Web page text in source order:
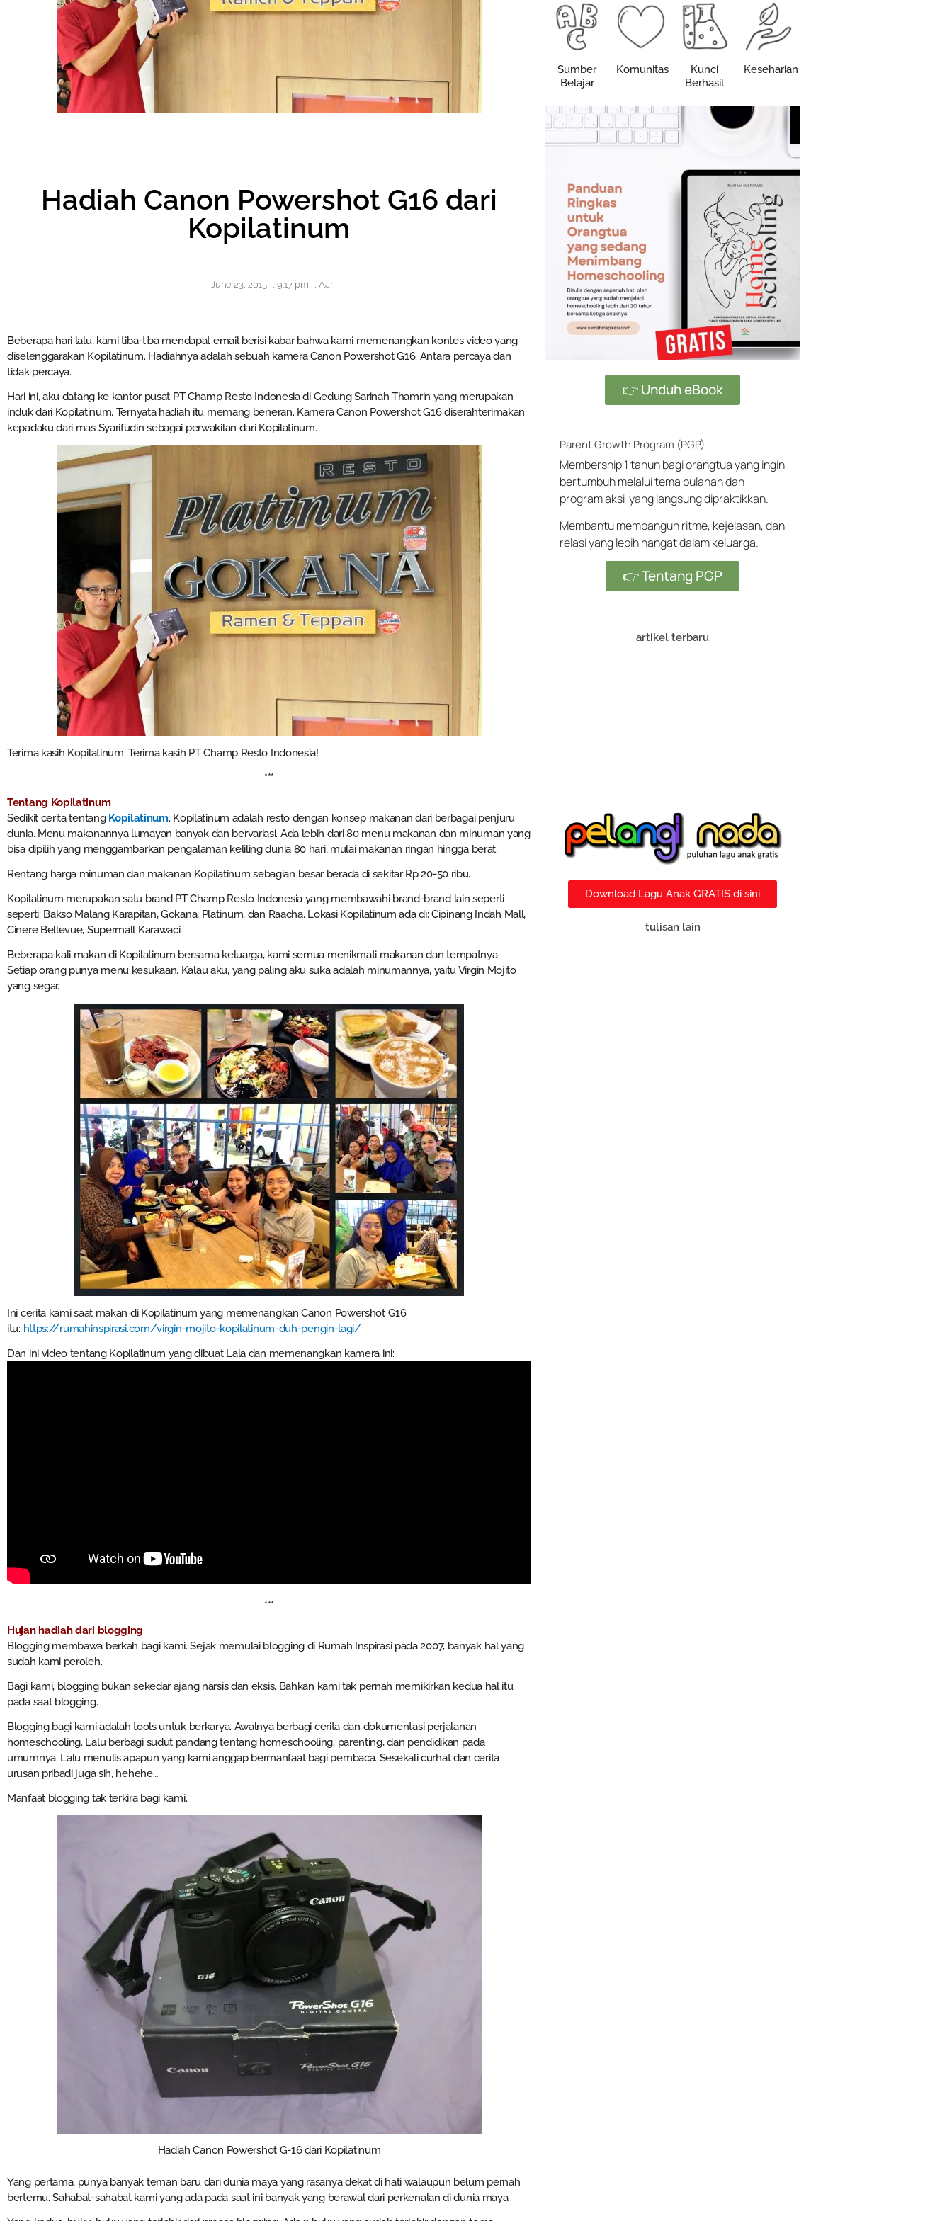
Hadiah Canon Powershot G16 dari
Kopilatinum
June 23, 2015 , 9:17 pm , Aar
Beberapa hari lalu, kami tiba-tiba mendapat email berisi kabar bahwa kami memenangkan kontes video yang
diselenggarakan Kopilatinum. Hadiahnya adalah sebuah kamera Canon Powershot G16. Antara percaya dan
tidak percaya.
Hari ini, aku datang ke kantor pusat PT Champ Resto Indonesia di Gedung Sarinah Thamrin yang merupakan
induk dari Kopilatinum. Ternyata hadiah itu memang beneran. Kamera Canon Powershot G16 diserahterimakan
kepadaku dari mas Syarifudin sebagai perwakilan dari Kopilatinum.
Terima kasih Kopilatinum. Terima kasih PT Champ Resto Indonesia!
***
Tentang Kopilatinum
Sedikit cerita tentang Kopilatinum. Kopilatinum adalah resto dengan konsep makanan dari berbagai penjuru
dunia. Menu makanannya lumayan banyak dan bervariasi. Ada lebih dari 80 menu makanan dan minuman yang
bisa dipilih yang menggambarkan pengalaman keliling dunia 80 hari, mulai makanan ringan hingga berat.
Rentang harga minuman dan makanan Kopilatinum sebagian besar berada di sekitar Rp 20-50 ribu.
Kopilatinum merupakan satu brand PT Champ Resto Indonesia yang membawahi brand-brand lain seperti
seperti: Bakso Malang Karapitan, Gokana, Platinum, dan Raacha. Lokasi Kopilatinum ada di: Cipinang Indah Mall,
Cinere Bellevue, Supermall Karawaci.
Beberapa kali makan di Kopilatinum bersama keluarga, kami semua menikmati makanan dan tempatnya.
Setiap orang punya menu kesukaan. Kalau aku, yang paling aku suka adalah minumannya, yaitu Virgin Mojito
yang segar.
Ini cerita kami saat makan di Kopilatinum yang memenangkan Canon Powershot G16
itu: https://rumahinspirasi.com/virgin-mojito-kopilatinum-duh-pengin-lagi/
Dan ini video tentang Kopilatinum yang dibuat Lala dan memenangkan kamera ini:
***
Hujan hadiah dari blogging
Blogging membawa berkah bagi kami. Sejak memulai blogging di Rumah Inspirasi pada 2007, banyak hal yang
sudah kami peroleh.
Bagi kami, blogging bukan sekedar ajang narsis dan eksis. Bahkan kami tak pernah memikirkan kedua hal itu
pada saat blogging.
Blogging bagi kami adalah tools untuk berkarya. Awalnya berbagi cerita dan dokumentasi perjalanan
homeschooling. Lalu berbagi sudut pandang tentang homeschooling, parenting, dan pendidikan pada
umumnya. Lalu menulis apapun yang kami anggap bermanfaat bagi pembaca. Sesekali curhat dan cerita
urusan pribadi juga sih, hehehe…
Manfaat blogging tak terkira bagi kami.
Hadiah Canon Powershot G-16 dari Kopilatinum
Yang pertama, punya banyak teman baru dari dunia maya yang rasanya dekat di hati walaupun belum pernah
bertemu. Sahabat-sahabat kami yang ada pada saat ini banyak yang berawal dari perkenalan di dunia maya.
Sumber
Belajar
Komunitas
Kunci
Berhasil
Keseharian
👉 Unduh eBook
Parent Growth Program (PGP)
Membership 1 tahun bagi orangtua yang ingin
bertumbuh melalui tema bulanan dan
program aksi yang langsung dipraktikkan.
Membantu membangun ritme, kejelasan, dan
relasi yang lebih hangat dalam keluarga.
👉 Tentang PGP
artikel terbaru
Download Lagu Anak GRATIS di sini
tulisan lain